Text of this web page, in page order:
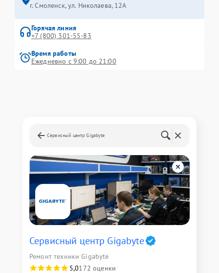
г. Смоленск, ул. Николаева, 12А
Горячая линия
+7 (800) 301-55-83
Время работы
Ежедневно с 9:00 до 21:00
Сервисный центр Gigabyte
Сервисный центр Gigabyte
Ремонт техники Gigabyte
5,0172 оценки